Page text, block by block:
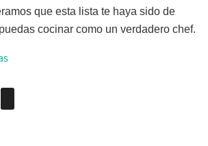
que esta lista te haya sido de
cocinar como un verdadero chef.